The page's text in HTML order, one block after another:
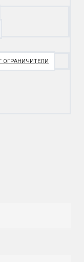
ОГРАНИЧИТЕЛИ